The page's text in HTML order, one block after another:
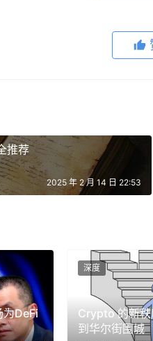
必须从最核心的问题开始。
（我认为）美国仍然是人工
人惊讶的是80年前在美国或
说，美国仍然遥遥领先。
了非常出色的运用。他们还
叹，因为这种现象发生了一
推荐
2025 年 2 月 14 日 22:53
DeFi
Crypto 的新秩
到华尔街围城
深度